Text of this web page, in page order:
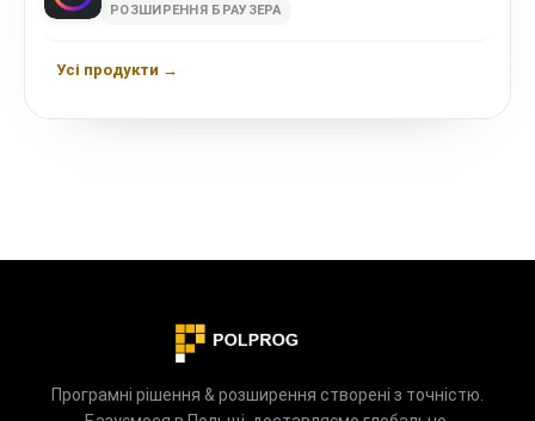
РОЗШИРЕННЯ БРАУЗЕРА
Усі продукти →
Програмні рішення & розширення створені з точністю.